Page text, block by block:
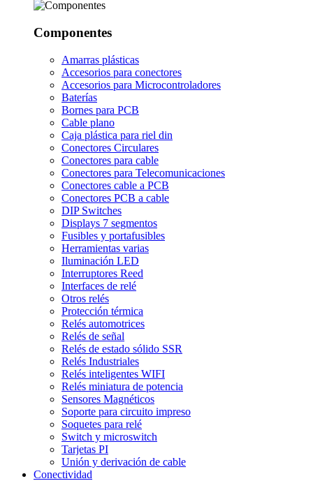
Componentes
Amarras plásticas
Accesorios para conectores
Accesorios para Microcontroladores
Baterías
Bornes para PCB
Cable plano
Caja plástica para riel din
Conectores Circulares
Conectores para cable
Conectores para Telecomunicaciones
Conectores cable a PCB
Conectores PCB a cable
DIP Switches
Displays 7 segmentos
Fusibles y portafusibles
Herramientas varias
Iluminación LED
Interruptores Reed
Interfaces de relé
Otros relés
Protección térmica
Relés automotrices
Relés de señal
Relés de estado sólido SSR
Relés Industriales
Relés inteligentes WIFI
Relés miniatura de potencia
Sensores Magnéticos
Soporte para circuito impreso
Soquetes para relé
Switch y microswitch
Tarjetas PI
Unión y derivación de cable
Conectividad